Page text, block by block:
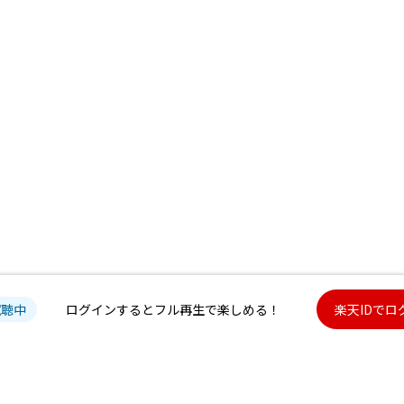
中 ログインするとフル再生で楽しめる！ 楽天IDでロ